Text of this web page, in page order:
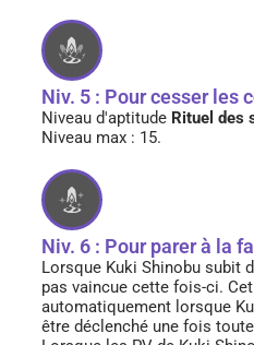
Niv. 5 : Pour cesser les
Niveau d'aptitude Rituel des
Niveau max : 15.
Niv. 6 : Pour parer à la
Lorsque Kuki Shinobu subit
pas vaincue cette fois-ci.
automatiquement lorsque
être déclenché une fois